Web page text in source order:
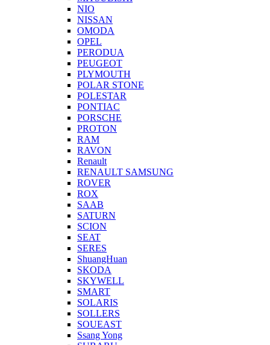
NIO
NISSAN
OMODA
OPEL
PERODUA
PEUGEOT
PLYMOUTH
POLAR STONE
POLESTAR
PONTIAC
PORSCHE
PROTON
RAM
RAVON
Renault
RENAULT SAMSUNG
ROVER
ROX
SAAB
SATURN
SCION
SEAT
SERES
ShuangHuan
SKODA
SKYWELL
SMART
SOLARIS
SOLLERS
SOUEAST
Ssang Yong